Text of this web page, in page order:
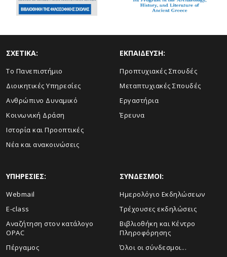
ΣΧΕΤΙΚΑ:
Το Πανεπιστήμιο
Διοικητικές Υπηρεσίες
Ανθρώπινο Δυναμικό
Κοινωνική Δράση
Ιστορία και Προοπτικές
Νέα και ανακοινώσεις
ΕΚΠΑΙΔΕΥΣΗ:
Προπτυχιακές Σπουδές
Μεταπτυχιακές Σπουδές
Εργαστήρια
Έρευνα
ΥΠΗΡΕΣΙΕΣ:
Webmail
E-class
Αναζήτηση στον κατάλογο
OPAC
Πέργαμος
ΣΥΝΔΕΣΜΟΙ:
Ημερολόγιο Εκδηλώσεων
Τρέχουσες εκδηλώσεις
Βιβλιοθήκη και Κέντρο
Πληροφόρησης
Όλοι οι σύνδεσμοι...